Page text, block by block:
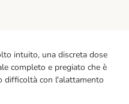
intuito, una discreta dose
completo e pregiato che è
difficoltà con l'alattamento